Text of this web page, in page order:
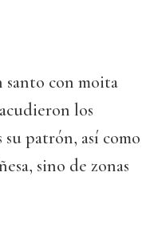
santo con moita
los
su patrón, así como
sino de zonas